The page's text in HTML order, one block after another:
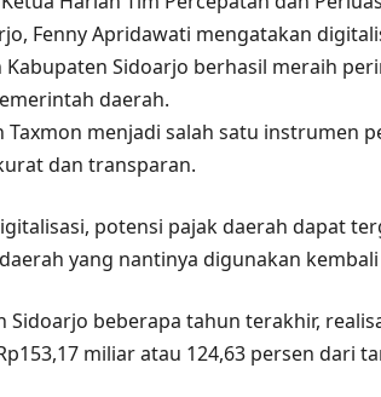
Fenny Apridawati mengatakan
Kabupaten Sidoarjo berhasil meraih
daerah.
Taxmon menjadi salah satu
dan transparan.
potensi pajak daerah dapat
yang nantinya digunakan
Sidoarjo beberapa tahun terakhir,
miliar atau 124,63 persen dari